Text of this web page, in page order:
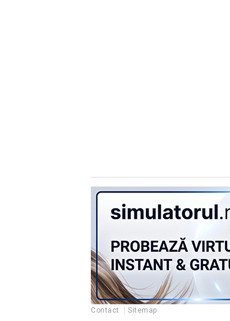
Contact Sitemap